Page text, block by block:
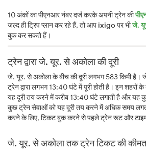
10 अंकों का पीएनआर नंबर दर्ज करके अपनी ट्रेन की
जल्द ही ट्रिप प्लान कर रहे हैं, तो आपixigoपर भीजे.
बुक कर सकते हैं।
ट्रेन द्वारा जे. यूर. से अकोला की दूरी
जे. यूर. से अकोला के बीच की दूरी लगभग 583 किमी है।
ट्रेन द्वारा लगभग 13:40 घंटे में पूरी होती है। इन
यह दूरी तय करने में करीब 13:40 घंटे लगाती है और यह
कुछ ट्रेन सेवाओं को यह दूरी तय करने में अधिक समय
करने के लिए, टिकट बुक करने से पहले ट्रेन रूट और
जे. यूर. से अकोला तक ट्रेन टिकट की कीमत